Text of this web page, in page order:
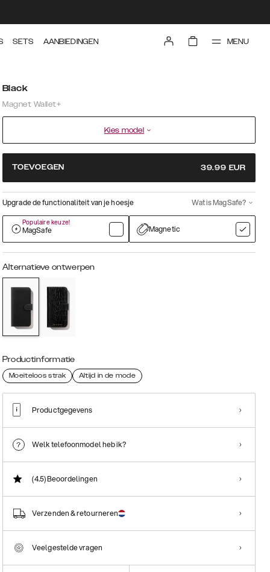
SETS AANBIEDINGEN MENU
Black
Magnet Wallet+
Kies model
TOEVOEGEN 39.99 EUR
Upgrade de functionaliteit van je hoesje Wat is MagSafe?
Populaire keuze!
MagSafe Magnetic
Alternatieve ontwerpen
Productinformatie
Moeiteloos strak Altijd in de mode
Productgegevens
Welk telefoonmodel heb ik?
(4.5)Beoordelingen
Verzenden & retourneren
Veelgestelde vragen